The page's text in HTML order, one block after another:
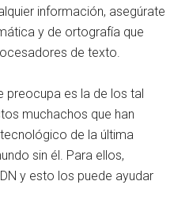
información, asegúrate
y de ortografía que
de texto.
preocupa es la de los tal
muchachos que han
de la última
sin él. Para ellos,
y esto los puede ayudar